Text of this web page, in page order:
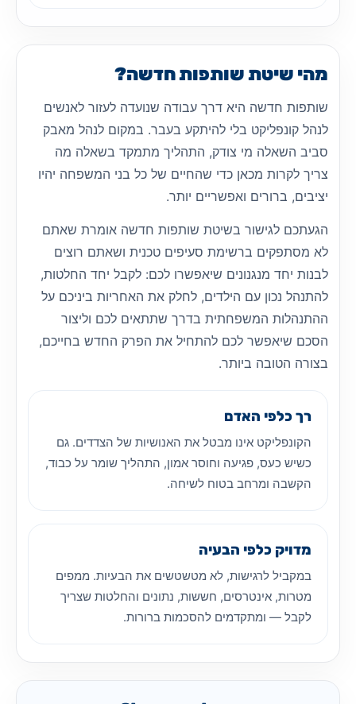
מהי שיטת שותפות חדשה?
שותפות חדשה היא דרך עבודה שנועדה לעזור לאנשים
לנהל קונפליקט בלי להיתקע בעבר. במקום לנהל מאבק
סביב השאלה מי צודק, התהליך מתמקד בשאלה מה
צריך לקרות מכאן כדי שהחיים של כל בני המשפחה יהיו
יציבים, ברורים ואפשריים יותר.
הגעתכם לגישור בשיטת שותפות חדשה אומרת שאתם
לא מסתפקים ברשימת סעיפים טכנית ושאתם רוצים
לבנות יחד מנגנונים שיאפשרו לכם: לקבל יחד החלטות,
להתנהל נכון עם הילדים, לחלק את האחריות ביניכם על
ההתנהלות המשפחתית בדרך שתתאים לכם וליצור
הסכם שיאפשר לכם להתחיל את הפרק החדש בחייכם,
בצורה הטובה ביותר.
רך כלפי האדם
הקונפליקט אינו מבטל את האנושיות של הצדדים. גם
כשיש כעס, פגיעה וחוסר אמון, התהליך שומר על כבוד,
הקשבה ומרחב בטוח לשיחה.
מדויק כלפי הבעיה
במקביל לרגישות, לא מטשטשים את הבעיות. ממפים
מטרות, אינטרסים, חששות, נתונים והחלטות שצריך
לקבל — ומתקדמים להסכמות ברורות.